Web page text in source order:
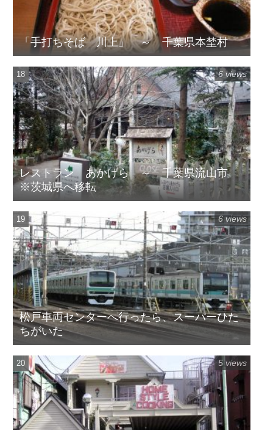
「手打ちそば 川上」 ～ 千葉県本埜村
レストラン あかげら ～ 千葉県流山市
※茨城県へ移転
6 views
松戸車両センターへ行ったら、スーパーひた
ちがいた
6 views
5 views